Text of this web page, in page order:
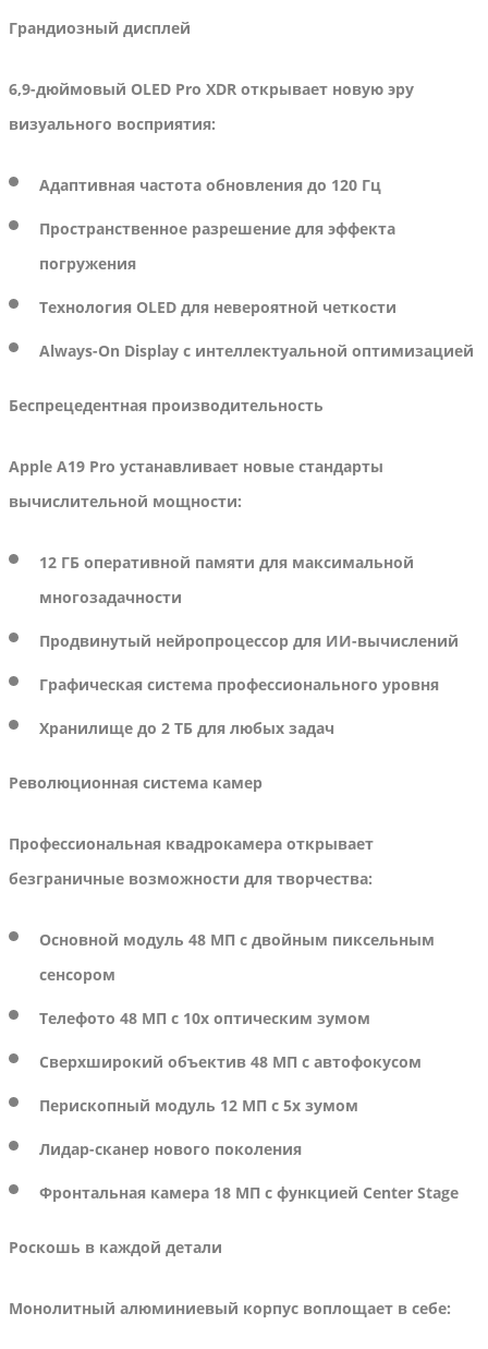
Грандиозный дисплей
6,9-дюймовый OLED Pro XDR открывает новую эру
визуального восприятия:
Адаптивная частота обновления до 120 Гц
Пространственное разрешение для эффекта
погружения
Технология OLED для невероятной четкости
Always-On Display с интеллектуальной оптимизацией
Беспрецедентная производительность
Apple A19 Pro устанавливает новые стандарты
вычислительной мощности:
12 ГБ оперативной памяти для максимальной
многозадачности
Продвинутый нейропроцессор для ИИ-вычислений
Графическая система профессионального уровня
Хранилище до 2 ТБ для любых задач
Революционная система камер
Профессиональная квадрокамера открывает
безграничные возможности для творчества:
Основной модуль 48 МП с двойным пиксельным
сенсором
Телефото 48 МП с 10x оптическим зумом
Сверхширокий объектив 48 МП с автофокусом
Перископный модуль 12 МП с 5x зумом
Лидар-сканер нового поколения
Фронтальная камера 18 МП с функцией Center Stage
Роскошь в каждой детали
Монолитный алюминиевый корпус воплощает в себе: